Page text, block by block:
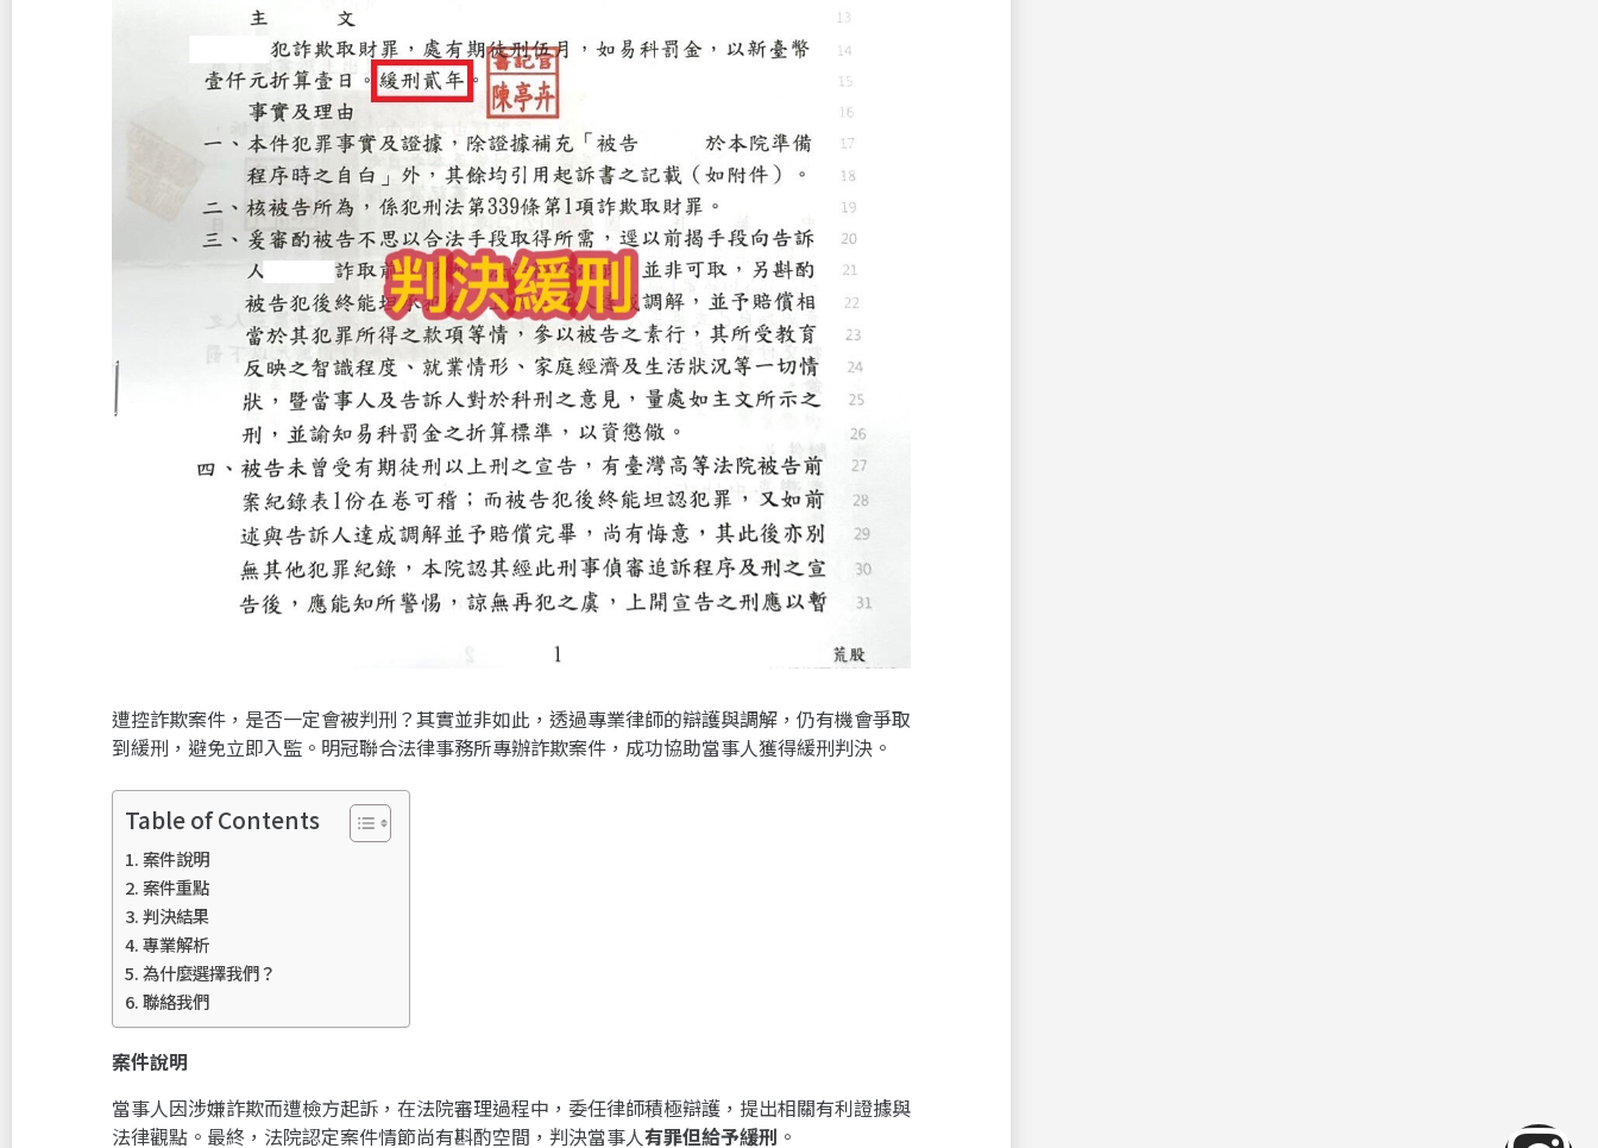
遭控詐欺案件，是否一定會被判刑？其實並非如此，透過專業律師的辯護與調解，仍有機會爭取
到緩刑，避免立即入監。明冠聯合法律事務所專辦詐欺案件，成功協助當事人獲得緩刑判決。
Table of Contents
案件說明
案件重點
判決結果
專業解析
為什麼選擇我們？
聯絡我們
案件說明
當事人因涉嫌詐欺而遭檢方起訴，在法院審理過程中，委任律師積極辯護，提出相關有利證據與
法律觀點。最終，法院認定案件情節尚有斟酌空間，判決當事人有罪但給予緩刑 。